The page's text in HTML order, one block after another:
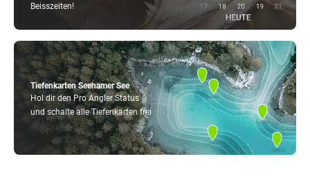
Tiefenkarten Seehamer See
Hol dir den Pro Angler Status
und schalte alle Tiefenkarten frei
Beisszeiten!